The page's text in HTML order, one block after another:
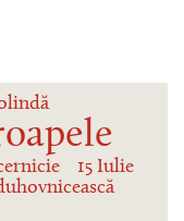
15 Iulie